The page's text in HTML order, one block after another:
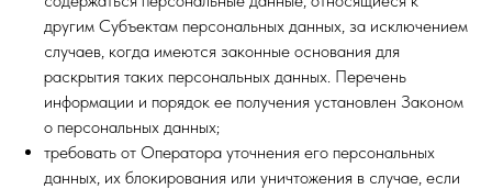
другим Субъектам персональных данных, за исключением
случаев, когда имеются законные основания для
раскрытия таких персональных данных. Перечень
информации и порядок ее получения установлен Законом
о персональных данных;
требовать от Оператора уточнения его персональных
данных, их блокирования или уничтожения в случае, если